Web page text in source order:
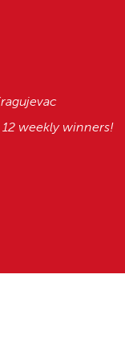
12 weekly winners!